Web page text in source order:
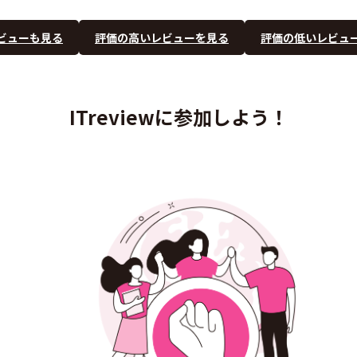
ューも見る 評価の高いレビューを見る 評価の低いレビュ
ITreviewに参加しよう！